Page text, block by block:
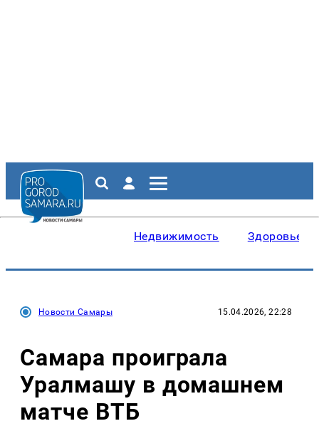
Недвижимость Здоровье
Новости Самары 15.04.2026, 22:28
Самара проиграла
Уралмашу в домашнем
матче ВТБ